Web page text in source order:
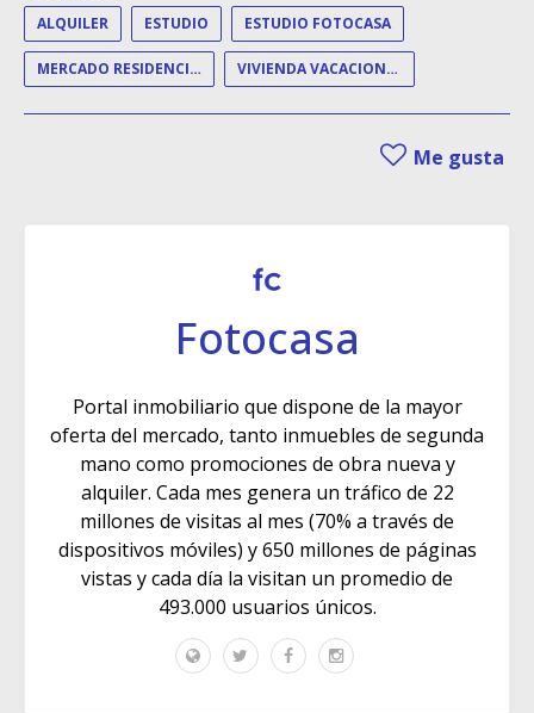
ALQUILER ESTUDIO ESTUDIO FOTOCASA
MERCADO RESIDENCIAL VIVIENDA VACACIONAL
Me gusta
Fotocasa
Portal inmobiliario que dispone de la mayor
oferta del mercado, tanto inmuebles de segunda
mano como promociones de obra nueva y
alquiler. Cada mes genera un tráfico de 22
millones de visitas al mes (70% a través de
dispositivos móviles) y 650 millones de páginas
vistas y cada día la visitan un promedio de
493.000 usuarios únicos.